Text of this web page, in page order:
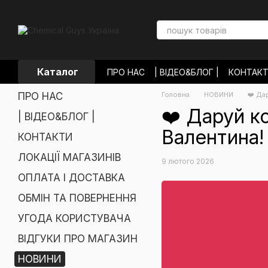
Каталог ПРО НАС | ВІДЕО&БЛОГ |
ОПЛАТА І ДОСТАВКА
ОБМІН ТА
УГОДА КОРИСТУВАЧА
ВІДГУКИ
Головна НОВИНИ ❤️
❤️ Даруй
Валентина!
9 лютого 2026
ПРО НАС
| ВІДЕО&БЛОГ |
КОНТАКТИ
ЛОКАЦІЇ МАГАЗИНІВ
ОПЛАТА І ДОСТАВКА
ОБМІН ТА ПОВЕРНЕННЯ
УГОДА КОРИСТУВАЧА
ВІДГУКИ ПРО МАГАЗИН
НОВИНИ